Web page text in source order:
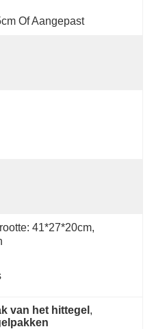
Of Aangepast
41*27*20cm,
van het hittegel ,